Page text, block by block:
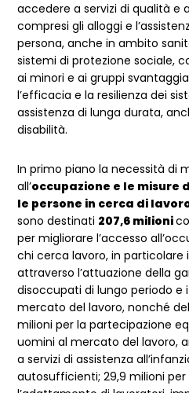
accedere a servizi di qualità e
compresi gli alloggi e
persona, anche in ambito
sistemi di protezione sociale,
ai minori e ai gruppi
l’efficacia e la resilienza dei
assistenza di lunga durata,
disabilità.
In primo piano la necessità di
all’occupazione e le
le persone in cerca di
sono destinati 207,6 milioni
per migliorare l’accesso
chi cerca lavoro, in
attraverso l’attuazione della
disoccupati di lungo periodo e
mercato del lavoro, nonché
milioni per la partecipazione
uomini al mercato del lavoro,
a servizi di assistenza
autosufficienti; 29,9 milioni